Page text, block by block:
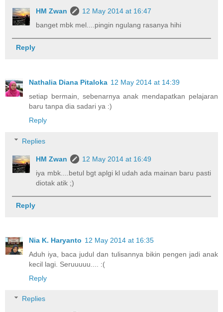
HM Zwan
12 May 2014 at 16:47
banget mbk mel....pingin ngulang rasanya hihi
Reply
Nathalia Diana Pitaloka 12 May 2014 at 14:39
setiap bermain, sebenarnya anak mendapatkan pelajaran
baru tanpa dia sadari ya :)
Reply
Replies
HM Zwan
12 May 2014 at 16:49
iya mbk....betul bgt aplgi kl udah ada mainan baru pasti
diotak atik ;)
Reply
Nia K. Haryanto 12 May 2014 at 16:35
Aduh iya, baca judul dan tulisannya bikin pengen jadi anak
kecil lagi. Seruuuuu.... :(
Reply
Replies